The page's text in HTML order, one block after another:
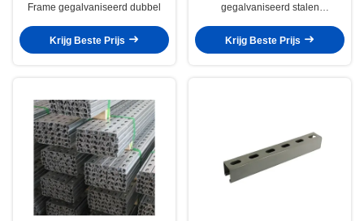
Frame gegalvaniseerd dubbel
Krijg Beste Prijs
gegalvaniseerd stalen
geperforeerd C-vorm
Krijg Beste Prijs